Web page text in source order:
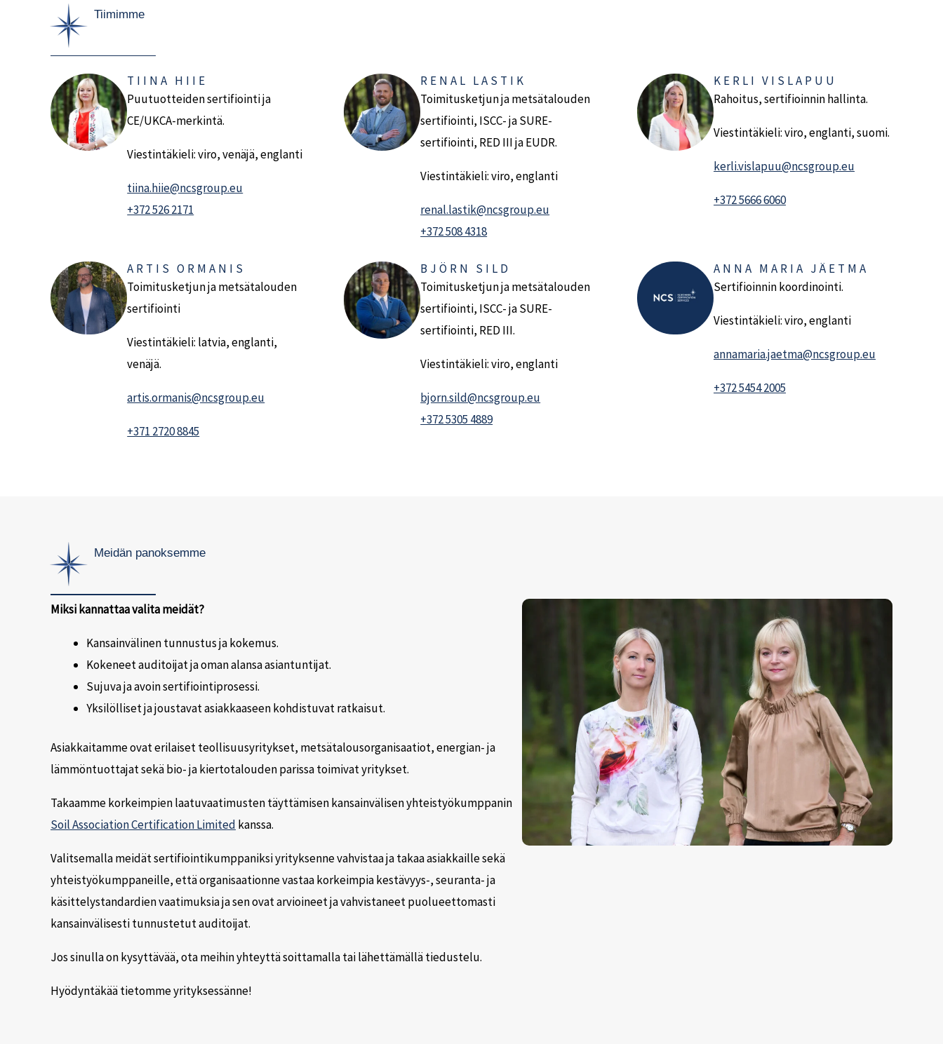
Tiimimme
TIINA HIIE
Puutuotteiden sertifiointi ja
CE/UKCA-merkintä.
Viestintäkieli: viro, venäjä, englanti
tiina.hiie@ncsgroup.eu
+372 526 2171
RENAL LASTIK
Toimitusketjun ja metsätalouden
sertifiointi, ISCC- ja SURE-
sertifiointi, RED III ja EUDR.
Viestintäkieli: viro, englanti
renal.lastik@ncsgroup.eu
+372 508 4318
KERLI VISLAPUU
Rahoitus, sertifioinnin hallinta.
Viestintäkieli: viro, englanti, suomi.
kerli.vislapuu@ncsgroup.eu
+372 5666 6060
ARTIS ORMANIS
Toimitusketjun ja metsätalouden
sertifiointi
Viestintäkieli: latvia, englanti,
venäjä.
artis.ormanis@ncsgroup.eu
+371 2720 8845
BJÖRN SILD
Toimitusketjun ja metsätalouden
sertifiointi, ISCC- ja SURE-
sertifiointi, RED III.
Viestintäkieli: viro, englanti
bjorn.sild@ncsgroup.eu
+372 5305 4889
ANNA MARIA JÄETMA
Sertifioinnin koordinointi.
Viestintäkieli: viro, englanti
annamaria.jaetma@ncsgroup.eu
+372 5454 2005
Meidän panoksemme
Miksi kannattaa valita meidät?
Kansainvälinen tunnustus ja kokemus.
Kokeneet auditoijat ja oman alansa asiantuntijat.
Sujuva ja avoin sertifiointiprosessi.
Yksilölliset ja joustavat asiakkaaseen kohdistuvat ratkaisut.
Asiakkaitamme ovat erilaiset teollisuusyritykset, metsätalousorganisaatiot, energian- ja
lämmöntuottajat sekä bio- ja kiertotalouden parissa toimivat yritykset.
Takaamme korkeimpien laatuvaatimusten täyttämisen kansainvälisen yhteistyökumppanin
Soil Association Certification Limited kanssa.
Valitsemalla meidät sertifiointikumppaniksi yrityksenne vahvistaa ja takaa asiakkaille sekä
yhteistyökumppaneille, että organisaationne vastaa korkeimpia kestävyys-, seuranta- ja
käsittelystandardien vaatimuksia ja sen ovat arvioineet ja vahvistaneet puolueettomasti
kansainvälisesti tunnustetut auditoijat.
Jos sinulla on kysyttävää, ota meihin yhteyttä soittamalla tai lähettämällä tiedustelu.
Hyödyntäkää tietomme yrityksessänne!